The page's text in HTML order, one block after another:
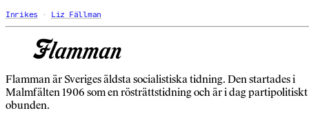
Inrikes Liz Fällman
Flamman är Sveriges äldsta socialistiska tidning. Den startades i
Malmfälten 1906 som en rösträttstidning och är i dag partipolitiskt
obunden.